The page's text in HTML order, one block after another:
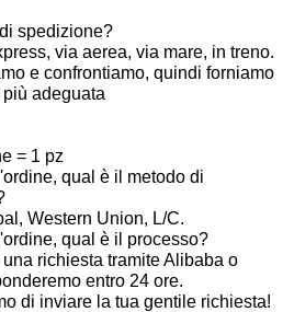
spedizione?
via aerea, via mare, in treno.
e confrontiamo, quindi forniamo
adeguata
= 1 pz
qual è il metodo di
Western Union, L/C.
qual è il processo?
richiesta tramite Alibaba o
entro 24 ore.
di inviare la tua gentile richiesta!